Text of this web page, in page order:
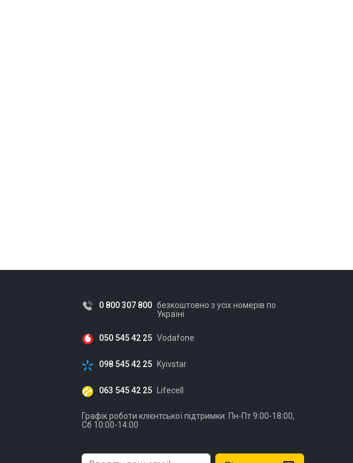
0 800 307 800 безкоштовно з усіх номерів по
Україні
050 545 42 25 Vodafone
098 545 42 25 Kyivstar
063 545 42 25 Lifecell
Графік роботи клієнтської підтримки: Пн-Пт 9:00-18:00,
Сб 10:00-14:00